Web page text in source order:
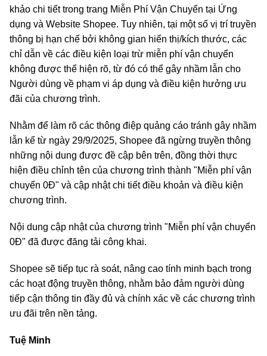
khảo chi tiết trong trang Miễn Phí Vận Chuyển tại Ứng
dụng và Website Shopee. Tuy nhiên, tại một số vị trí truyền
thông bị hạn chế bởi không gian hiển thị/kích thước, các
chỉ dẫn về các điều kiện loại trừ miễn phí vận chuyển
không được thể hiện rõ, từ đó có thể gây nhầm lẫn cho
Người dùng về phạm vi áp dụng và điều kiện hưởng ưu
đãi của chương trình.
Nhằm để làm rõ các thông điệp quảng cáo tránh gây nhầm
lẫn kể từ ngày 29/9/2025, Shopee đã ngừng truyền thông
những nội dung được đề cập bên trên, đồng thời thực
hiện điều chỉnh tên của chương trình thành "Miễn phí vận
chuyển 0Đ" và cập nhật chi tiết điều khoản và điều kiện
chương trình.
Nội dung cập nhật của chương trình "Miễn phí vận chuyển
0Đ" đã được đăng tải công khai.
Shopee sẽ tiếp tục rà soát, nâng cao tính minh bạch trong
các hoạt động truyền thông, nhằm bảo đảm người dùng
tiếp cận thông tin đầy đủ và chính xác về các chương trình
ưu đãi trên nền tảng.
Tuệ Minh